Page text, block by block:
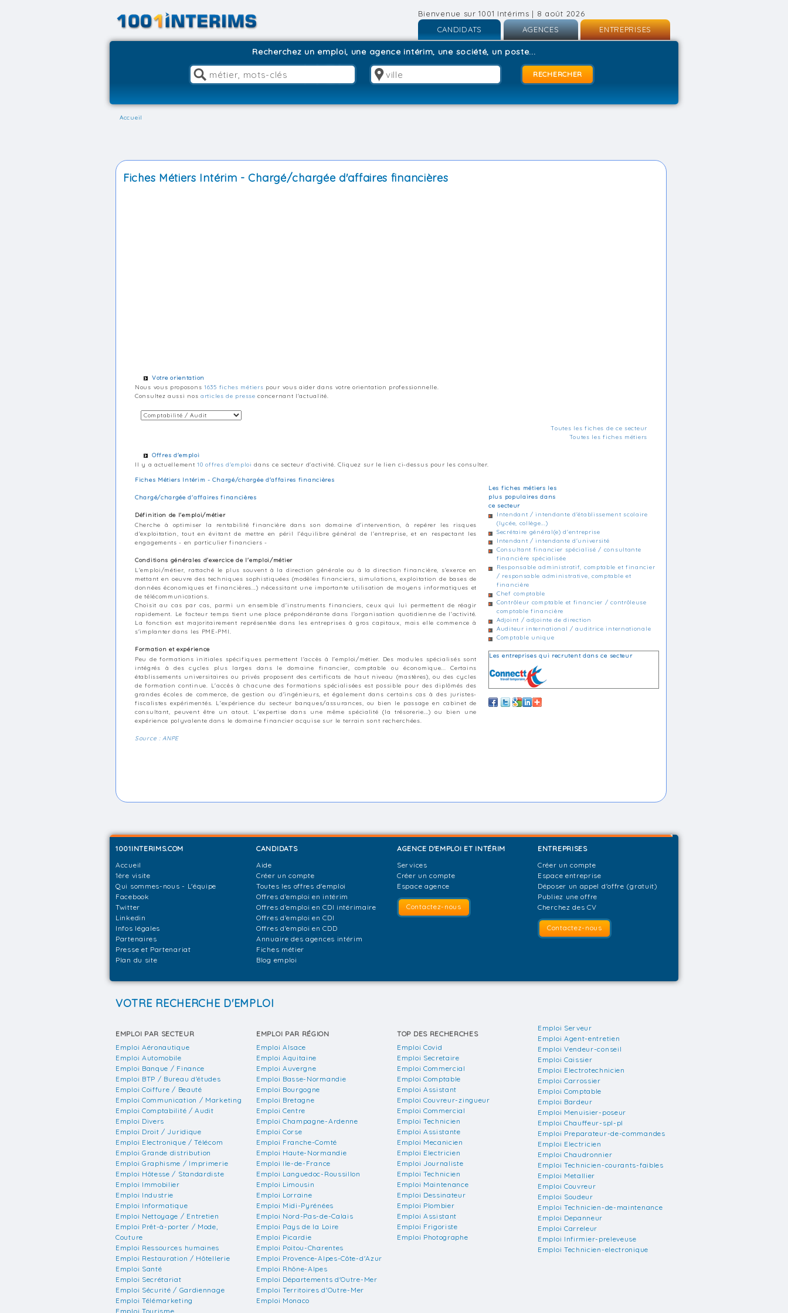
Bienvenue sur 1001 Intérims | 8 août 2026
CANDIDATS
Inscription
AGENCES
Inscription
Connexion
ENTREPRISES
Recherchez un emploi, une agence intérim, une société, un poste...
Accueil
Fiches Métiers Intérim - Chargé/chargée d'affaires financières
Votre orientation
Nous vous proposons 1635 fiches métiers pour vous aider dans votre orientation professionnelle.
Consultez aussi nos articles de presse concernant l'actualité.
Toutes les fiches de ce secteur
Toutes les fiches métiers
Offres d'emploi
Il y a actuellement 10 offres d'emploi dans ce secteur d'activité. Cliquez sur le lien ci-dessus pour les consulter.
Fiches Métiers Intérim - Chargé/chargée d'affaires financières
Chargé/chargée d'affaires financières
Définition de l'emploi/métier
Cherche à optimiser la rentabilité financière dans son domaine d'intervention, à repérer les risques
d'exploitation, tout en évitant de mettre en péril l'équilibre général de l'entreprise, et en respectant les
engagements - en particulier financiers -
Conditions générales d'exercice de l'emploi/métier
L'emploi/métier, rattaché le plus souvent à la direction générale ou à la direction financière, s'exerce en
mettant en oeuvre des techniques sophistiquées (modèles financiers, simulations, exploitation de bases de
données économiques et financières...) nécessitant une importante utilisation de moyens informatiques et
de télécommunications.
Choisit au cas par cas, parmi un ensemble d'instruments financiers, ceux qui lui permettent de réagir
rapidement. Le facteur temps tient une place prépondérante dans l'organisation quotidienne de l'activité.
La fonction est majoritairement représentée dans les entreprises à gros capitaux, mais elle commence à
s'implanter dans les PME-PMI.
Formation et expérience
Peu de formations initiales spécifiques permettent l'accès à l'emploi/métier. Des modules spécialisés sont
intégrés à des cycles plus larges dans le domaine financier, comptable ou économique... Certains
établissements universitaires ou privés proposent des certificats de haut niveau (mastères), ou des cycles
de formation continue. L'accès à chacune des formations spécialisées est possible pour des diplômés des
grandes écoles de commerce, de gestion ou d'ingénieurs, et également dans certains cas à des juristes-
fiscalistes expérimentés. L'expérience du secteur banques/assurances, ou bien le passage en cabinet de
consultant, peuvent être un atout. L'expertise dans une même spécialité (la trésorerie...) ou bien une
expérience polyvalente dans le domaine financier acquise sur le terrain sont recherchées.
Source : ANPE
Les fiches métiers les
plus populaires dans
ce secteur
Intendant / intendante d'établissement scolaire
(lycée, collège...)
Secrétaire général(e) d'entreprise
Intendant / intendante d'université
Consultant financier spécialisé / consultante
financière spécialisée
Responsable administratif, comptable et financier
/ responsable administrative, comptable et
financière
Chef comptable
Contrôleur comptable et financier / contrôleuse
comptable financière
Adjoint / adjointe de direction
Auditeur international / auditrice internationale
Comptable unique
Les entreprises qui recrutent dans ce secteur
1001INTERIMS.COM
Accueil
1ère visite
Qui sommes-nous - L'équipe
Facebook
Twitter
Linkedin
Infos légales
Partenaires
Presse et Partenariat
Plan du site
CANDIDATS
Aide
Créer un compte
Toutes les offres d'emploi
Offres d'emploi en intérim
Offres d'emploi en CDI intérimaire
Offres d'emploi en CDI
Offres d'emploi en CDD
Annuaire des agences intérim
Fiches métier
Blog emploi
AGENCE D'EMPLOI ET INTÉRIM
Services
Créer un compte
Espace agence
Contactez-nous
ENTREPRISES
Créer un compte
Espace entreprise
Déposer un appel d'offre (gratuit)
Publiez une offre
Cherchez des CV
Contactez-nous
VOTRE RECHERCHE D'EMPLOI
EMPLOI PAR SECTEUR
Emploi Aéronautique
Emploi Automobile
Emploi Banque / Finance
Emploi BTP / Bureau d'études
Emploi Coiffure / Beauté
Emploi Communication / Marketing
Emploi Comptabilité / Audit
Emploi Divers
Emploi Droit / Juridique
Emploi Electronique / Télécom
Emploi Grande distribution
Emploi Graphisme / Imprimerie
Emploi Hôtesse / Standardiste
Emploi Immobilier
Emploi Industrie
Emploi Informatique
Emploi Nettoyage / Entretien
Emploi Prêt-à-porter / Mode,
Couture
Emploi Ressources humaines
Emploi Restauration / Hôtellerie
Emploi Santé
Emploi Secrétariat
Emploi Sécurité / Gardiennage
Emploi Télémarketing
Emploi Tourisme
EMPLOI PAR RÉGION
Emploi Alsace
Emploi Aquitaine
Emploi Auvergne
Emploi Basse-Normandie
Emploi Bourgogne
Emploi Bretagne
Emploi Centre
Emploi Champagne-Ardenne
Emploi Corse
Emploi Franche-Comté
Emploi Haute-Normandie
Emploi Ile-de-France
Emploi Languedoc-Roussillon
Emploi Limousin
Emploi Lorraine
Emploi Midi-Pyrénées
Emploi Nord-Pas-de-Calais
Emploi Pays de la Loire
Emploi Picardie
Emploi Poitou-Charentes
Emploi Provence-Alpes-Côte-d'Azur
Emploi Rhône-Alpes
Emploi Départements d'Outre-Mer
Emploi Territoires d'Outre-Mer
Emploi Monaco
TOP DES RECHERCHES
Emploi Covid
Emploi Secretaire
Emploi Commercial
Emploi Comptable
Emploi Assistant
Emploi Couvreur-zingueur
Emploi Commercial
Emploi Technicien
Emploi Assistante
Emploi Mecanicien
Emploi Electricien
Emploi Journaliste
Emploi Technicien
Emploi Maintenance
Emploi Dessinateur
Emploi Plombier
Emploi Assistant
Emploi Frigoriste
Emploi Photographe
Emploi Serveur
Emploi Agent-entretien
Emploi Vendeur-conseil
Emploi Caissier
Emploi Electrotechnicien
Emploi Carrossier
Emploi Comptable
Emploi Bardeur
Emploi Menuisier-poseur
Emploi Chauffeur-spl-pl
Emploi Preparateur-de-commandes
Emploi Electricien
Emploi Chaudronnier
Emploi Technicien-courants-faibles
Emploi Metallier
Emploi Couvreur
Emploi Soudeur
Emploi Technicien-de-maintenance
Emploi Depanneur
Emploi Carreleur
Emploi Infirmier-preleveuse
Emploi Technicien-electronique